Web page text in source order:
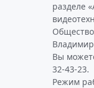
разделе
Вы
32-43-23.
Режим